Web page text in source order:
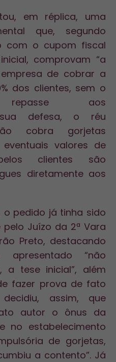
em réplica, uma
que, segundo
com o cupom fiscal
comprovam “a
de cobrar a
dos clientes, sem o
repasse aos
sua defesa, o réu
cobra gorjetas
valores de
clientes são
diretamente aos
o pedido já tinha sido
Juízo da 2ª Vara
Preto, destacando
“não
a tese inicial”, além
fazer prova de fato
assim, que
autor o ônus da
no estabelecimento
de gorjetas,
a contento”. Já